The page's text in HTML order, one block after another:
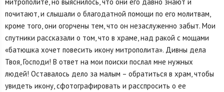
почитают, и слышали о благодатной помощи по его молитвам,
кроме того, они огорчены тем, что он незаслуженно забыт. Мои
спутники рассказали о том, что в храме, над ракой с мощами
«батюшка хочет повесить икону митрополита». Дивны дела
Твоя, Господи! В ответ на мои поиски послал мне нужных
людей! Оставалось дело за малым – обратиться в храм, чтобы
увидеть икону, сфотографировать и расспросить о ее